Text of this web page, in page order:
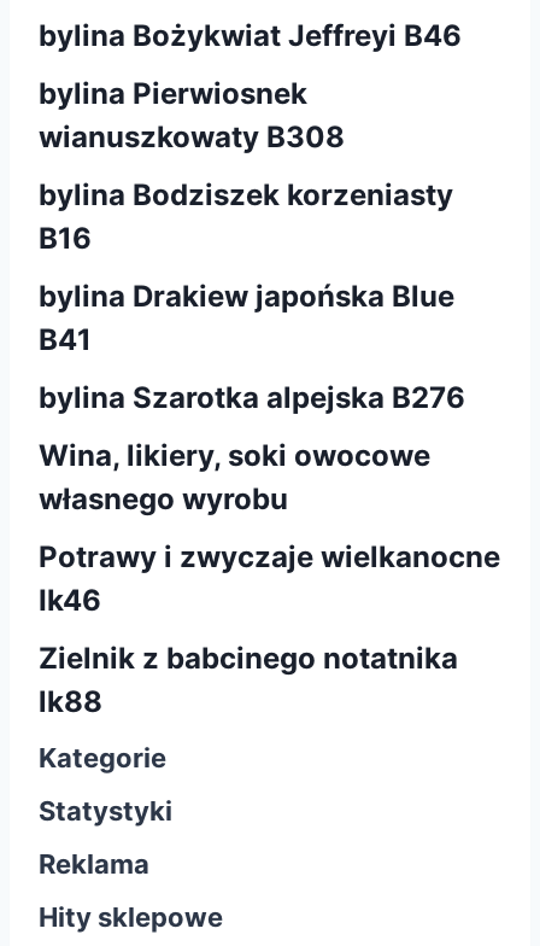
bylina Bożykwiat Jeffreyi B46
bylina Pierwiosnek
wianuszkowaty B308
bylina Bodziszek korzeniasty
B16
bylina Drakiew japońska Blue
B41
bylina Szarotka alpejska B276
Wina, likiery, soki owocowe
własnego wyrobu
Potrawy i zwyczaje wielkanocne
Ik46
Zielnik z babcinego notatnika
lk88
Kategorie
Statystyki
Reklama
Hity sklepowe